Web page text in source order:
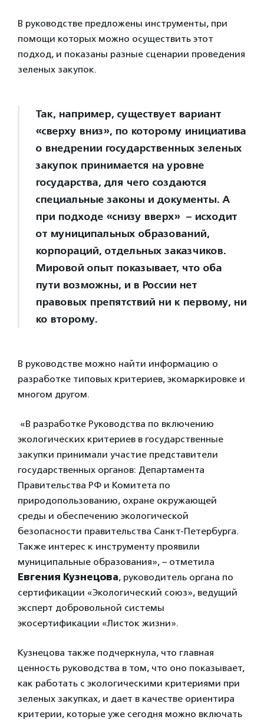
В руководстве предложены инструменты, при
помощи которых можно осуществить этот
подход, и показаны разные сценарии проведения
зеленых закупок.
Так, например, существует вариант
«сверху вниз», по которому инициатива
о внедрении государственных зеленых
закупок принимается на уровне
государства, для чего создаются
специальные законы и документы. А
при подходе «снизу вверх» – исходит
от муниципальных образований,
корпораций, отдельных заказчиков.
Мировой опыт показывает, что оба
пути возможны, и в России нет
правовых препятствий ни к первому, ни
ко второму.
В руководстве можно найти информацию о
разработке типовых критериев, экомаркировке и
многом другом.
«В разработке Руководства по включению
экологических критериев в государственные
закупки принимали участие представители
государственных органов: Департамента
Правительства РФ и Комитета по
природопользованию, охране окружающей
среды и обеспечению экологической
безопасности правительства Санкт-Петербурга.
Также интерес к инструменту проявили
муниципальные образования», – отметила
Евгения Кузнецова, руководитель органа по
сертификации «Экологический союз», ведущий
эксперт добровольной системы
экосертификации «Листок жизни».
Кузнецова также подчеркнула, что главная
ценность руководства в том, что оно показывает,
как работать с экологическими критериями при
зеленых закупках, и дает в качестве ориентира
критерии, которые уже сегодня можно включать